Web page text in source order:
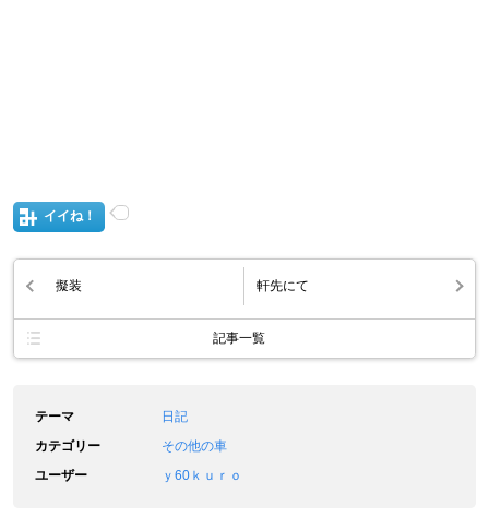
イイね！
擬装 軒先にて
記事一覧
テーマ
日記
カテゴリー
その他の車
ユーザー
ｙ60ｋｕｒｏ